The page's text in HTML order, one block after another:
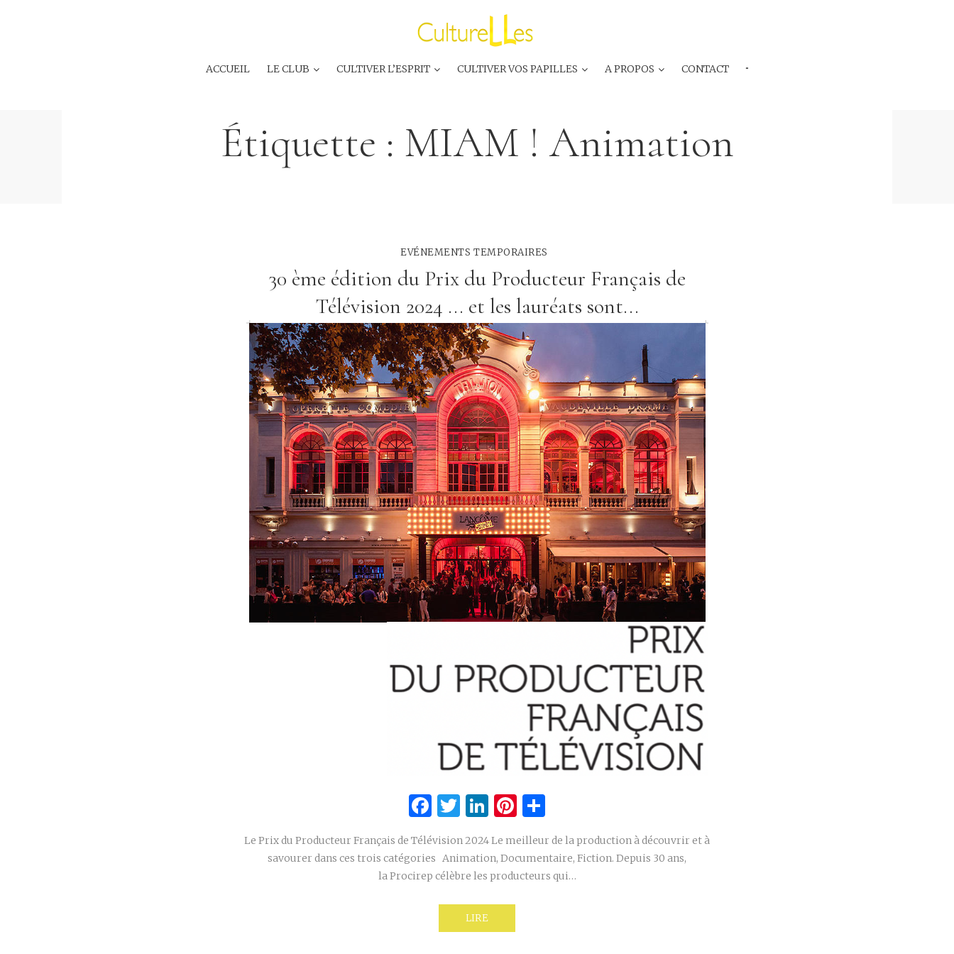
ACCUEIL LE CLUB CULTIVER L’ESPRIT CULTIVER VOS PAPILLES A PROPOS CONTACT ···
Étiquette : MIAM ! Animation
EVÉNEMENTS TEMPORAIRES
30 ème édition du Prix du Producteur Français de
Télévision 2024 ... et les lauréats sont...
Facebook
Twitter
LinkedIn
Pinterest
Le Prix du Producteur Français de Télévision 2024 Le meilleur de la production à découvrir et à
savourer dans ces trois catégories Animation, Documentaire, Fiction. Depuis 30 ans,
la Procirep célèbre les producteurs qui…
LIRE